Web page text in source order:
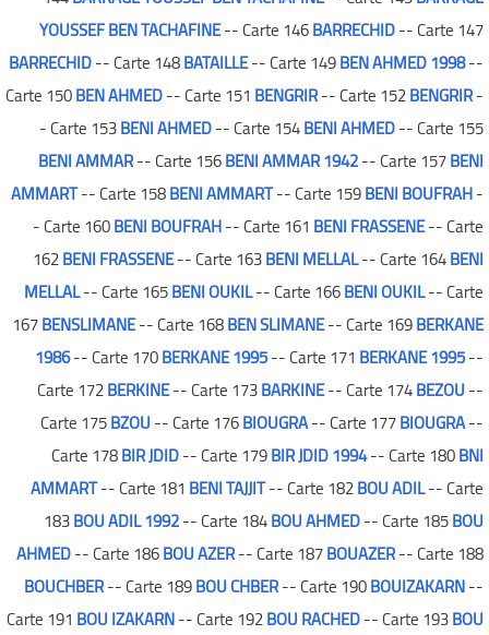
YOUSSEF BEN TACHAFINE-- Carte 146BARRECHID-- Carte 147
BARRECHID-- Carte 148BATAILLE-- Carte 149BEN AHMED 1998--
Carte 150BEN AHMED-- Carte 151 BENGRIR-- Carte 152BENGRIR-
- Carte 153BENI AHMED-- Carte 154BENI AHMED-- Carte 155
BENI AMMAR-- Carte 156BENI AMMAR 1942-- Carte 157BENI
AMMART-- Carte 158BENI AMMART-- Carte 159BENI BOUFRAH-
- Carte 160BENI BOUFRAH-- Carte 161 BENI FRASSENE-- Carte
162BENI FRASSENE-- Carte 163BENI MELLAL-- Carte 164BENI
MELLAL-- Carte 165BENI OUKIL-- Carte 166BENI OUKIL-- Carte
167BENSLIMANE-- Carte 168BEN SLIMANE-- Carte 169BERKANE
1986-- Carte 170BERKANE 1995-- Carte 171 BERKANE 1995--
Carte 172BERKINE-- Carte 173BARKINE-- Carte 174BEZOU--
Carte 175BZOU-- Carte 176BIOUGRA-- Carte 177BIOUGRA--
Carte 178BIR JDID-- Carte 179BIR JDID 1994-- Carte 180BNI
AMMART-- Carte 181 BENI TAJJIT-- Carte 182BOU ADIL-- Carte
183BOU ADIL 1992-- Carte 184BOU AHMED-- Carte 185BOU
AHMED-- Carte 186BOU AZER-- Carte 187BOUAZER-- Carte 188
BOUCHBER-- Carte 189BOU CHBER-- Carte 190BOUIZAKARN--
Carte 191 BOU IZAKARN-- Carte 192BOU RACHED-- Carte 193BOU